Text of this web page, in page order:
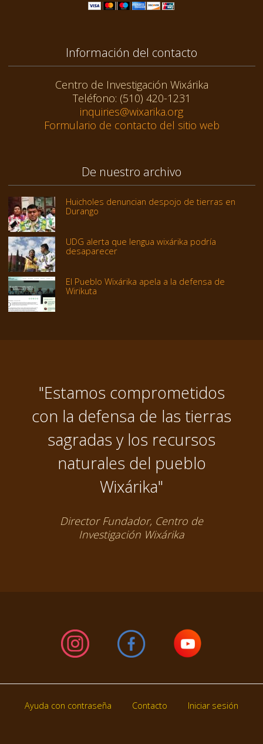
Información del contacto
Centro de Investigación Wixárika
Teléfono: (510) 420-1231
inquiries@wixarika.org
Formulario de contacto del sitio web
De nuestro archivo
Huicholes denuncian despojo de tierras en
Durango
UDG alerta que lengua wixárika podría
desaparecer
El Pueblo Wixárika apela a la defensa de
Wirikuta
"Estamos comprometidos
con la defensa de las tierras
sagradas y los recursos
naturales del pueblo
Wixárika"
Director Fundador, Centro de
Investigación Wixárika
Footer
Ayuda con contraseña Contacto Iniciar sesión